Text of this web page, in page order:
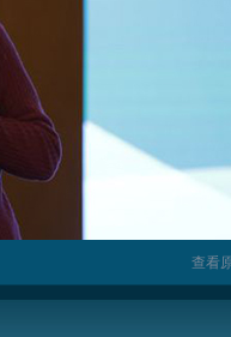
查看